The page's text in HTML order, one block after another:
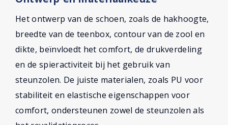
Het ontwerp van de schoen, zoals de hakhoogte,
breedte van de teenbox, contour van de zool en
dikte, beïnvloedt het comfort, de drukverdeling
en de spieractiviteit bij het gebruik van
steunzolen. De juiste materialen, zoals PU voor
stabiliteit en elastische eigenschappen voor
comfort, ondersteunen zowel de steunzolen als